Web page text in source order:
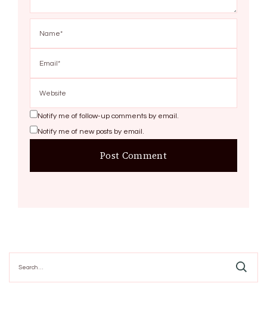
Notify me of follow-up comments by email.
Notify me of new posts by email.
for: